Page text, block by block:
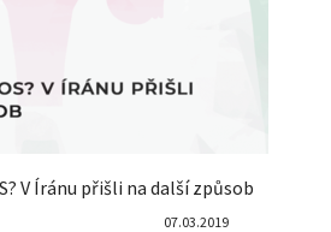
V Íránu přišli na další způsob
07.03.2019